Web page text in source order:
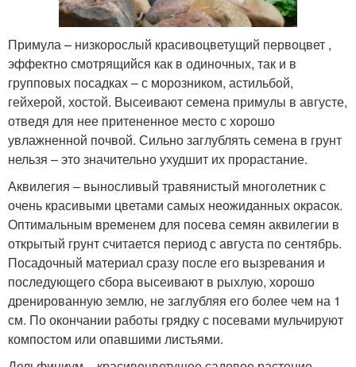
Примула – низкорослый красивоцветущий первоцвет ,
эффектно смотрящийся как в одиночных, так и в
групповых посадках – с морозником, астильбой,
гейхерой, хостой. Высеивают семена примулы в августе,
отведя для нее притененное место с хорошо
увлажненной почвой. Сильно заглублять семена в грунт
нельзя – это значительно ухудшит их прорастание.
Аквилегия – выносливый травянистый многолетник с
очень красивыми цветами самых неожиданных окрасок.
Оптимальным временем для посева семян аквилегии в
открытый грунт считается период с августа по сентябрь.
Посадочный материал сразу после его вызревания и
последующего сбора высеивают в рыхлую, хорошо
дренированную землю, не заглубляя его более чем на 1
см. По окончании работы грядку с посевами мульчируют
компостом или опавшими листьями.